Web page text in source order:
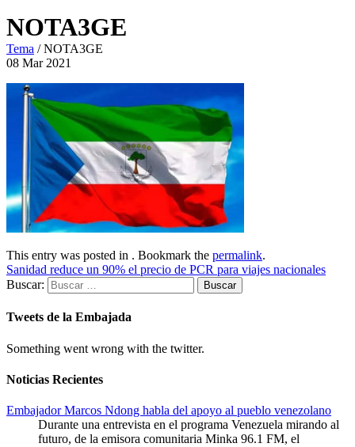
NOTA3GE
Tema /NOTA3GE
08 Mar 2021
This entry was posted in . Bookmark the permalink.
Sanidad reduce un 90% el precio de PCR para viajes nacionales
Buscar:
Tweets de la Embajada
Something went wrong with the twitter.
Noticias Recientes
Embajador Marcos Ndong habla del apoyo al pueblo venezolano
Durante una entrevista en el programa Venezuela mirando al
futuro, de la emisora comunitaria Minka 96.1 FM, el